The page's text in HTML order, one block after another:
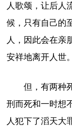
人歌颂，让后人
候，只有自己的
人，因此会在亲
安祥地离开人世。
但，有两种
刑而死和一时想
人犯下了滔天大